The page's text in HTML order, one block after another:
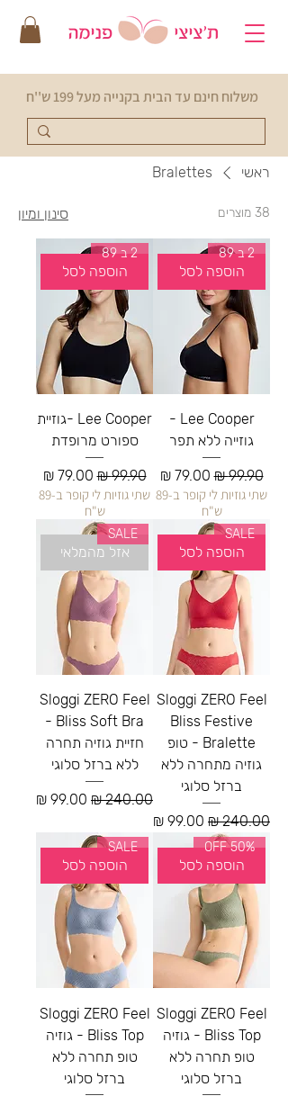
משלוח חינם עד הבית בקנייה מעל 199 ש''ח
ראשי Bralettes
38 מוצרים סינון ומיון
הוספה לסל
2 ב 89
Lee Cooper -
גוזייה ללא תפר
מחיר רגיל‏99.90 ‏₪ מחיר מבצע
שתי גוזיות לי קופר ב-89
ש"ח
הוספה לסל
2 ב 89
Lee Cooper -גוזיית
ספורט מרופדת
מחיר רגיל‏99.90 ‏₪ מחיר מבצע
שתי גוזיות לי קופר ב-89
ש"ח
הוספה לסל
SALE
Sloggi ZERO Feel
Bliss Festive
Bralette - טופ
גוזיה מתחרה ללא
ברזל סלוגי
מחיר רגיל
מחיר מבצע
אזל מהמלאי
SALE
Sloggi ZERO Feel
Bliss Soft Bra -
חזיית גוזיה תחרה
ללא ברזל סלוגי
מחיר רגיל
מחיר מבצע
הוספה לסל
50% OFF
Sloggi ZERO Feel
Bliss Top - גוזיה
טופ תחרה ללא
ברזל סלוגי
הוספה לסל
SALE
Sloggi ZERO Feel
Bliss Top - גוזיה
טופ תחרה ללא
ברזל סלוגי